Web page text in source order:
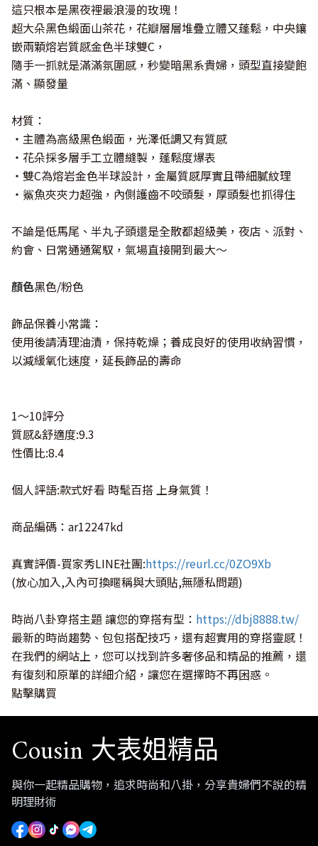
這只根本是黑夜裡最浪漫的玫瑰！
超大朵黑色緞面山茶花，花瓣層層堆疊立體又蓬鬆，中央鑲
嵌兩顆熔岩質感金色半球雙C，
隨手一抓就是滿滿氛圍感，秒變暗黑系貴婦，頭型直接變飽
滿、顯發量
材質：
・主體為高級黑色緞面，光澤低調又有質感
・花朵採多層手工立體縫製，蓬鬆度爆表
・雙C為熔岩金色半球設計，金屬質感厚實且帶細膩紋理
・鯊魚夾夾力超強，內側護齒不咬頭髮，厚頭髮也抓得住
不論是低馬尾、半丸子頭還是全散都超級美，夜店、派對、
約會、日常通通駕馭，氣場直接開到最大～
顏色黑色/粉色
飾品保養小常識：
使用後請清理油漬，保持乾燥；養成良好的使用收納習慣，
以減緩氧化速度，延長飾品的壽命
1～10評分
質感&舒適度:9.3
性價比:8.4
個人評語:款式好看 時髦百搭 上身氣質！
商品編碼：ar12247kd
真實評價-買家秀LINE社團:https://reurl.cc/0ZO9Xb
(放心加入,入內可換暱稱與大頭貼,無隱私問題)
時尚八卦穿搭主題 讓您的穿搭有型： https://dbj8888.tw/
最新的時尚趨勢、包包搭配技巧，還有超實用的穿搭靈感！
在我們的網站上，您可以找到許多奢侈品和精品的推薦，還
有復刻和原單的詳細介紹，讓您在選擇時不再困惑。
點擊購買
Cousin 大表姐精品
與你一起精品購物，追求時尚和八掛，分享貴婦們不說的精
明理財術